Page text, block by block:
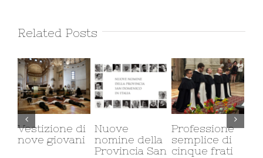
Related Posts
di
Nuove
nomine della
Provincia San
Professione
semplice di
cinque frati
Il carcere e
carcere
minorile: